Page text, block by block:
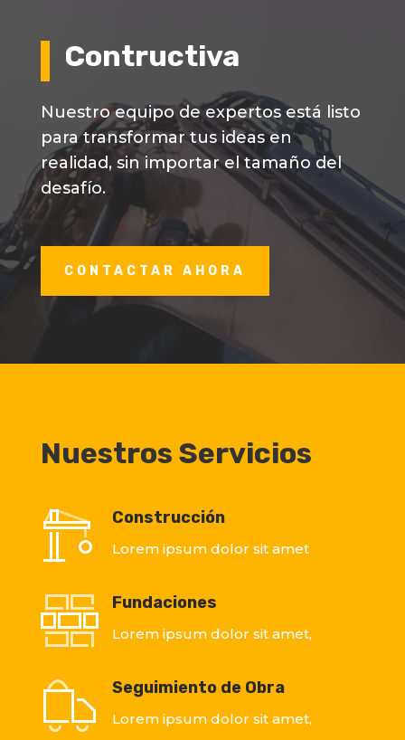
Contructiva
Nuestro equipo de expertos está listo
para transformar tus ideas en
realidad, sin importar el tamaño del
desafío.
CONTACTAR AHORA
Nuestros Servicios
Construcción
Lorem ipsum dolor sit amet
Fundaciones
Lorem ipsum dolor sit amet,
Seguimiento de Obra
Lorem ipsum dolor sit amet,